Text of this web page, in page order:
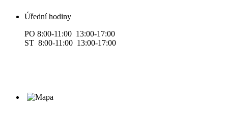
Úřední hodiny
PO 8:00-11:00 13:00-17:00
ST 8:00-11:00 13:00-17:00